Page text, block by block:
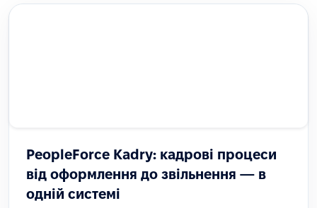
PeopleForce Kadry: кадрові процеси
від оформлення до звільнення — в
одній системі